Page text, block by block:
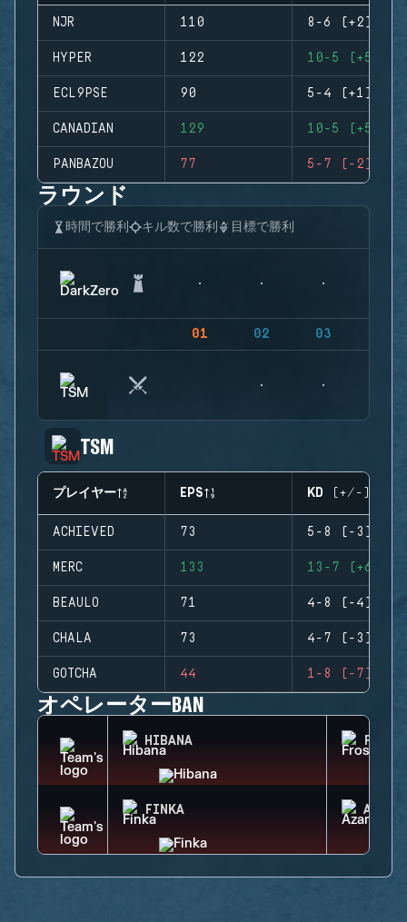
NJR 110 8-6 (+2)
HYPER 122 10-5 (+5)
ECL9PSE 90 5-4 (+1)
CANADIAN 129 10-5 (+5)
PANBAZOU 77 5-7 (-2)
ラウンド
時間で勝利 キル数で勝利 目標で勝利
01 02 03
TSM
プレイヤー EPS KD (+/-)
ACHIEVED 73 5-8 (-3)
MERC 133 13-7 (+6)
BEAULO 71 4-8 (-4)
CHALA 73 4-7 (-3)
GOTCHA 44 1-8 (-7)
オペレーターBAN
HIBANA FROST
FINKA AZAMI